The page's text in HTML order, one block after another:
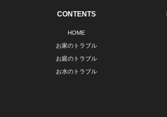
CONTENTS
HOME
お家のトラブル
お庭のトラブル
お水のトラブル